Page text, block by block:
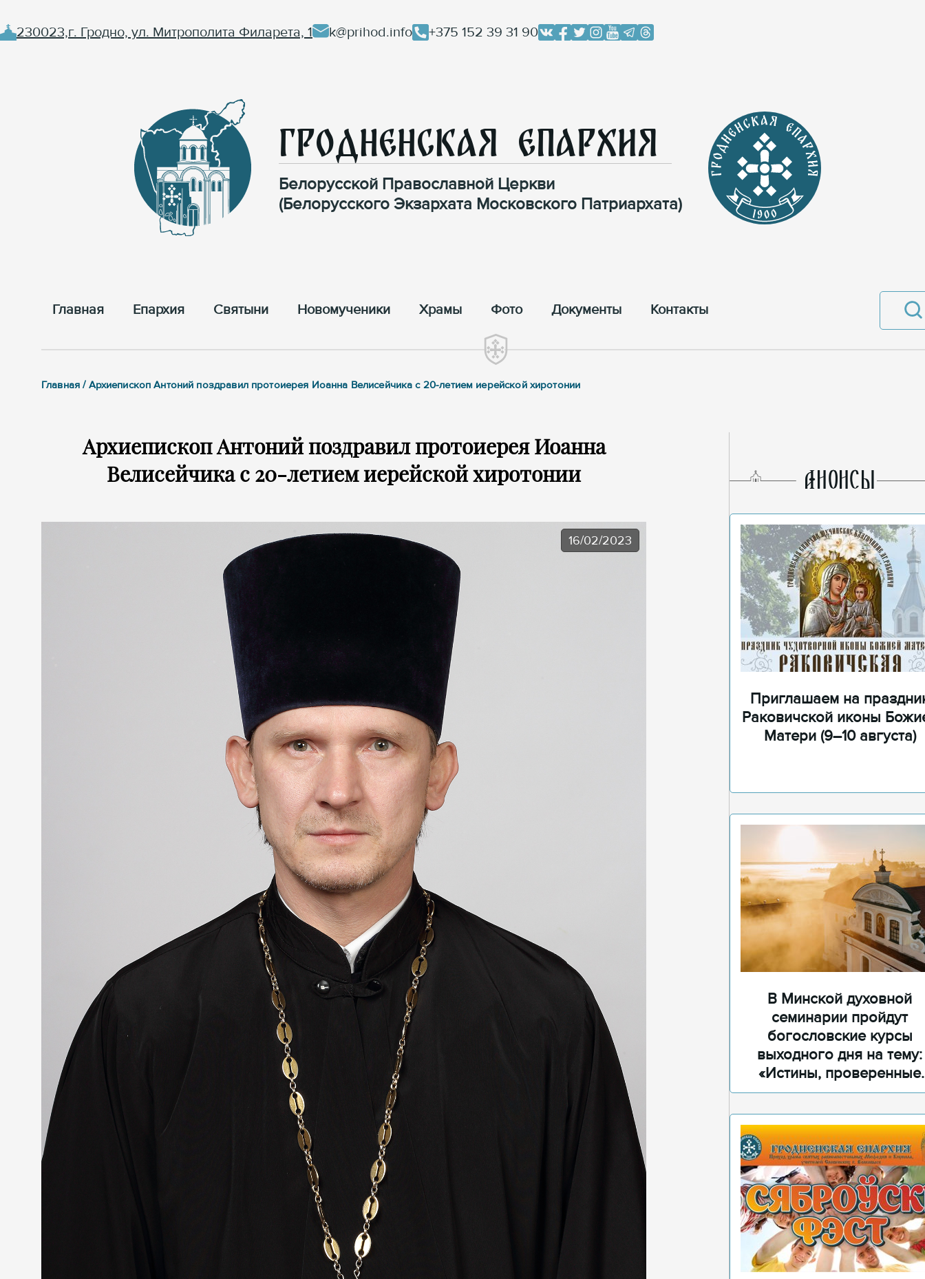
230023,г. Гродно, ул. Митрополита Филарета, 1 k@prihod.info +375 152 39 31 90
Гродненская Епархия
Белорусской Православной Церкви
(Белорусского Экзархата Московского Патриархата)
Главная Епархия Cвятыни Новомученики Храмы Фото Документы Контакты
Главная / Архиепископ Антоний поздравил протоиерея Иоанна Велисейчика с 20-летием иерейской хиротонии
Архиепископ Антоний поздравил протоиерея Иоанна
Велисейчика с 20-летием иерейской хиротонии
16/02/2023
AНОНСЫ
Приглашаем на
Раковичской иконы
Матери (9–10 августа)
В Минской духовной
семинарии пройдут
богословские курсы
выходного дня на тему:
«Истины, проверенные
временем»